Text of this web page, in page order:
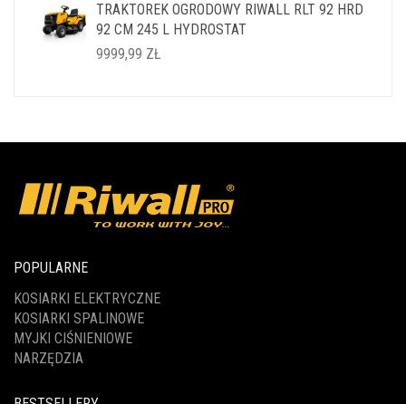
WYNOSIŁA:
14999,99 ZŁ.
WYNOSI:
11999,99 ZŁ.
TRAKTOREK OGRODOWY RIWALL RLT 92 HRD
92 CM 245 L HYDROSTAT
9999,99 ZŁ
POPULARNE
KOSIARKI ELEKTRYCZNE
KOSIARKI SPALINOWE
MYJKI CIŚNIENIOWE
NARZĘDZIA